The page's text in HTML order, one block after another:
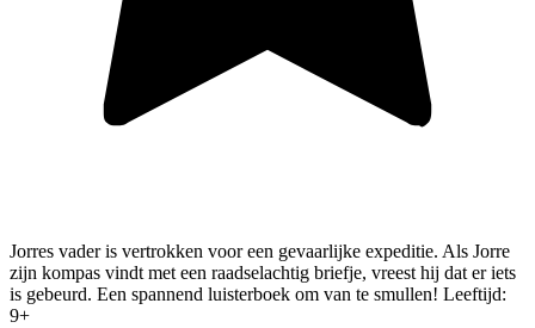
Jorres vader is vertrokken voor een gevaarlijke expeditie. Als Jorre
zijn kompas vindt met een raadselachtig briefje, vreest hij dat er iets
is gebeurd. Een spannend luisterboek om van te smullen! Leeftijd:
9+